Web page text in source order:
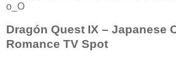
o_O
Dragón Quest IX – Japanese
Romance TV Spot